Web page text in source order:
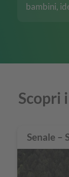
bambini,
Scopri
Senale –